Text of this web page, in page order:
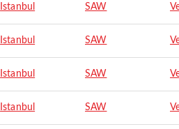
Istanbul SAW
Istanbul SAW
Istanbul SAW
Istanbul SAW